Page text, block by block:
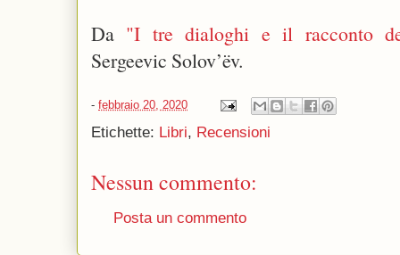
Da "I tre dialoghi e il racconto
Sergeevic Solov’ëv.
- febbraio 20, 2020
Etichette: Libri, Recensioni
Nessun commento:
Posta un commento